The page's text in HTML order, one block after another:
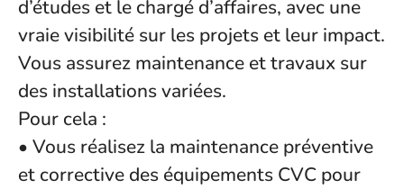
d’études et le chargé d’affaires, avec une
vraie visibilité sur les projets et leur impact.
Vous assurez maintenance et travaux sur
des installations variées.
Pour cela :
• Vous réalisez la maintenance préventive
et corrective des équipements CVC pour